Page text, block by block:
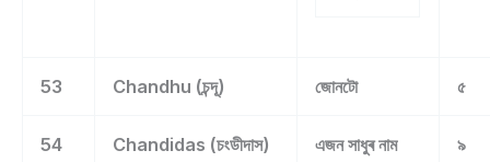
53 Chandhu (চন্দূ) জোনটো ৫
54 Chandidas (চংডীদাস) এজন সাধুৰ নাম ৯